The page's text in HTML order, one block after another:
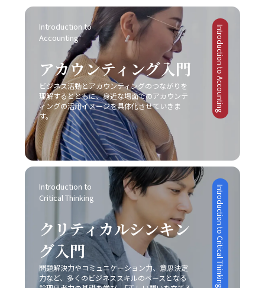
ション能力の向上に直結します。これにより、仕事で話が
噛み合わない状況を未然に防ぎ、また発生した場合にも迅
速かつ効果的に対処できる基盤を作ることが可能となりま
す。最終的に、若手ビジネスマンにとって重要なのは、一
方的なコミュニケーションではなく、双方の意図や認識を
共有しあう姿勢です。今回ご紹介したポイントを実践し、
「仕事で話が噛み合わない人との対処法」を日常の業務に
取り入れることで、組織内の信頼関係の再構築や業務効率
の向上を実現できるでしょう。常に自己のコミュニケーシ
ョンスキルを磨き、効果的な意思疎通を心がけることが、
ビジネスパーソンとしての成長に直結する重要な要素とな
ります。
がどのような「場」か、つまり使用する媒体や環境に応じ
た戦略も大切です。対面での会議、電話会議、メール、オ
ンラインミーティングなど、ツールや場面ごとに適したコ
ミュニケーションの方法が存在します。そのため、各媒体
の持つ特性や限界を理解し、状況に合わせた柔軟な対応が
必要不可欠となります。こうした注意点を踏まえて、自己
のコミュニケーション能力を継続的にブラッシュアップし
ていくことが、キャリアの成長に繋がるのです。 まとめ
本記事では、「ビジネスにおけるコミュニケーション能
力」における重要性と、その構成要素、さらには具体的な
現場での実践方法と注意点について解説しました。現代ビ
ジネスにおいて、コミュニケーションは単なる情報伝達で
はなく、相手に行動変容を促すための極めて高度なスキル
であり、論理的思考、感情表現、非言語的伝達、そして状
況に応じた柔軟な対応が求められます。特に、若手ビジネ
スマンはこの能力を磨くことで、上司や同僚、さらには対
外のステークホルダーとの信頼関係を築き、組織全体の業
績向上や自らのキャリアアップに直結させることが可能と
なります。 また、コミュニケーションの成功は意識的な目
的設定と適切な手法の選択に依存するため、日々の業務の
中で自らの発言や対話を振り返り、どのように相手に伝わ
っているかを検証する姿勢が不可欠です。若手ビジネスマ
ンとしては、まずは基本的なスキルを習得し、実践を重ね
フォン市場におけるモトローラの事例では、他社との差別
化に失敗し、急激な技術革新に乗り遅れて市場からの孤立
を招きました。また、日産自動車は過度なコスト削減施策
により品質低下とブランドイメージの低下を招いた結果、
激戦区でのシェア確保に大きな課題を突きつけられまし
た。これらの事例は、レッドオーシャンの戦い方において
は、単なるコスト削減や市場模倣だけでは不十分であり、
明確な差別化戦略と自社の独自性の追求が不可欠であるこ
とを示しています。 レッドオーシャンとブルーオーシャン
の使い分け レッドオーシャン市場における戦略と対比し
て、ブルーオーシャン戦略は競争のない新たな市場の創出
を目指すアプローチです。ブルーオーシャンでは、既存市
場の枠にとらわれずに新規需要を発掘することが重視され
るため、一見すると魅力的な選択肢に映ります。しかし、
どちらの戦略を採用するかは、自社の経営資源、強み、さ
らには市場環境の成熟度によって大きく左右されるため、
慎重な分析が求められます。レッドオーシャンの戦い方に
おいては、既存市場で確固たる地位を築くために、いかに
自社の独自性を打ち出し、競合他社との差別化を成功させ
るかが非常に重要な要素となります。 具体例として、大手
家電メーカーが技術力と広範な販売網という強みを持ちな
がらも、成熟市場での競争に挑むケースや、ベンチャー企
業が限定されたリソースを最大限に活かしてニッチ市場で
切なサポートを受けながら、自己管理能力の向上を図るこ
とが求められます。このように、先延ばし癖の注意点は単
なる行動パターンの問題を超えて、複雑な心理的・環境的
要因が絡み合っているため、多角的な視点からの対策が必
要不可欠です。 ビジネス現場では、タスクを早期に処理す
る仕組みや、効率的なスケジュール管理システムの導入も
推奨されています。現代のITツールを活用し、リマインダ
ー機能やタイムマネジメントアプリを上手に利用すること
で、先延ばし癖を改善する一助となります。ただし、こう
したツールも万能ではなく、自身の内面的な問題と向き合
い、根本的な解決策を模索しなければ、「後回し癖 改善」
は真の意味で実現されないでしょう。 まとめ 「後回し癖
の改善」は、20代の若手ビジネスマンにとって極めて重要
なテーマです。タスクの先延ばしは、自己効力感の低下、
ストレスの蓄積、生産性の低下、さらにはキャリアの成長
機会の逸失といった深刻な影響を及ぼします。そのため、
自己管理能力の向上を図るためには、まず自分自身の心理
的背景や業務環境を冷静に分析することが不可欠です。ま
た、具体的な改善策としては、以下の8つの方法が有効で
あると考えられます。 まず、「とりあえずはじめてみる」
というシンプルながらも強力な方法があります。初動の一
歩を踏み出すことで、徐々にタスクへの抵抗感が薄れ、以
Introduction to
Accounting
アカウンティング入門
ビジネス活動とアカウンティングのつながりを
理解するとともに、身近な場面でのアカウンテ
ィングの活用イメージを具体化させていきま
す。
Introduction to Accounting
Introduction to
Critical Thinking
クリティカルシンキン
グ入門
問題解決力やコミュニケーション力、意思決定
力など、多くのビジネススキルのベースとなる
Introduction to Critical Thinking